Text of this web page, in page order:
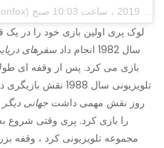
لوک پری اولین بازی خود را در
سال 1982 انجام داد
سفرهای
بازی می کرد. پس از وقفه ای
تلویزیونی سال 1988 نقش بازیگری دیگری داشت
روز نقش مهمی داشت جهانی دیگر
را بازی کرد. پری وقتی شروع
مجموعه تلویزیونی کرد ، وقفه